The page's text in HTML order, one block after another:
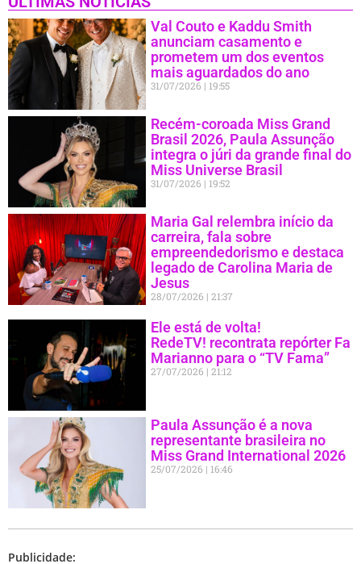
Val Couto e Kaddu Smith
anunciam casamento e
prometem um dos eventos
mais aguardados do ano
31/07/2026 19:55
Recém-coroada Miss Grand
Brasil 2026, Paula Assunção
integra o júri da grande final do
Miss Universe Brasil
31/07/2026 19:52
Maria Gal relembra início da
carreira, fala sobre
empreendedorismo e destaca
legado de Carolina Maria de
Jesus
28/07/2026 21:37
Ele está de volta!
RedeTV! recontrata repórter Fa
Marianno para o “TV Fama”
27/07/2026 21:12
Paula Assunção é a nova
representante brasileira no
Miss Grand International 2026
25/07/2026 16:46
Publicidade: